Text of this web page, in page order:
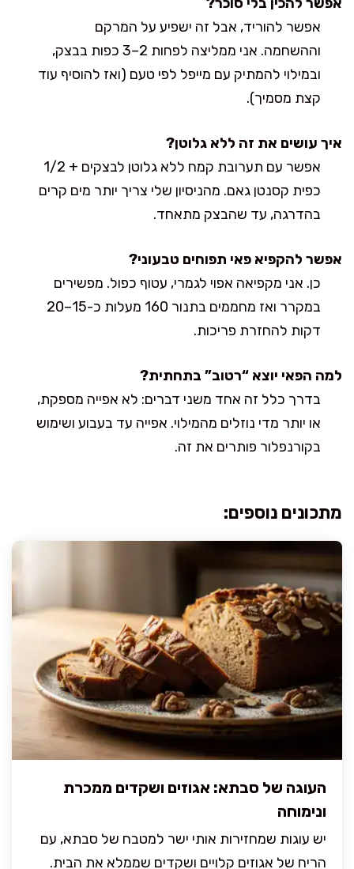
אפשר להוריד, אבל זה ישפיע על המרקם
וההשחמה. אני ממליצה לפחות 2–3 כפות בבצק,
ובמילוי להמתיק עם מייפל לפי טעם (ואז להוסיף עוד
קצת מסמיך).
איך עושים את זה ללא גלוטן?
אפשר עם תערובת קמח ללא גלוטן לבצקים + 1/2
כפית קסנטן גאם. מהניסיון שלי צריך יותר מים קרים
בהדרגה, עד שהבצק מתאחד.
אפשר להקפיא פאי תפוחים טבעוני?
כן. אני מקפיאה אפוי לגמרי, עטוף כפול. מפשירים
במקרר ואז מחממים בתנור 160 מעלות כ-15–20
דקות להחזרת פריכות.
למה הפאי יוצא “רטוב” בתחתית?
בדרך כלל זה אחד משני דברים: לא אפייה מספקת,
או יותר מדי נוזלים מהמילוי. אפייה עד בעבוע ושימוש
בקורנפלור פותרים את זה.
מתכונים נוספים:
העוגה של סבתא: אגוזים ושקדים ממכרת
ונימוחה
יש עוגות שמחזירות אותי ישר למטבח של סבתא, עם
הריח של אגוזים קלויים ושקדים שממלא את הבית.